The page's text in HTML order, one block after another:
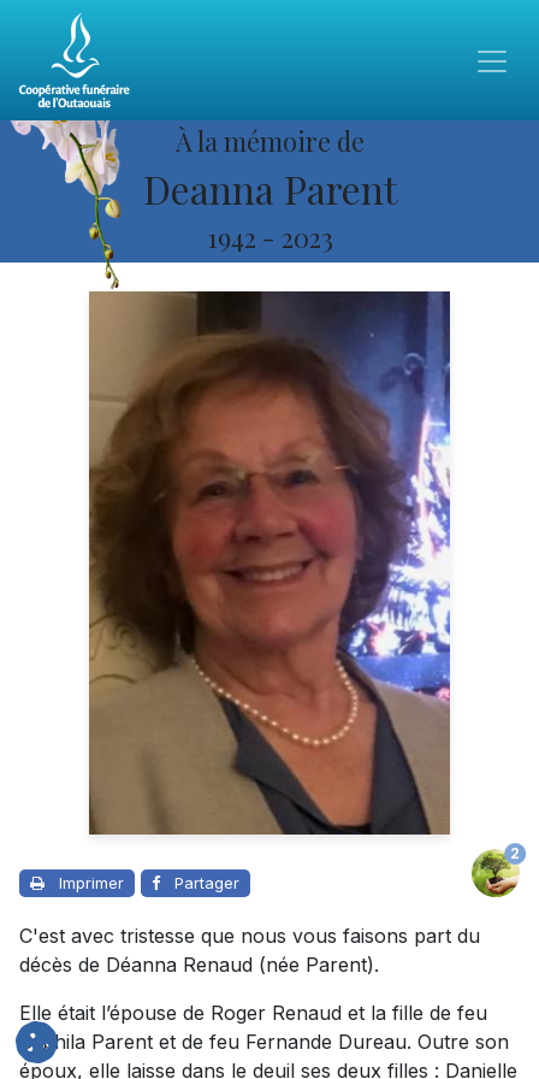
À la mémoire de
Deanna Parent
1942 - 2023
Imprimer Partager
2
C'est avec tristesse que nous vous faisons part du
décès de Déanna Renaud (née Parent).
Elle était l’épouse de Roger Renaud et la fille de feu
Orphila Parent et de feu Fernande Dureau. Outre son
époux, elle laisse dans le deuil ses deux filles : Danielle